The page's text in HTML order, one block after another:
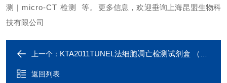
测 | micro-CT 检测 等。 更多信息，欢迎垂询上海昆盟生物科
技有限公司
上一个： KTA2011TUNEL法细胞凋亡检测试剂盒 （橙红荧光）
返回列表